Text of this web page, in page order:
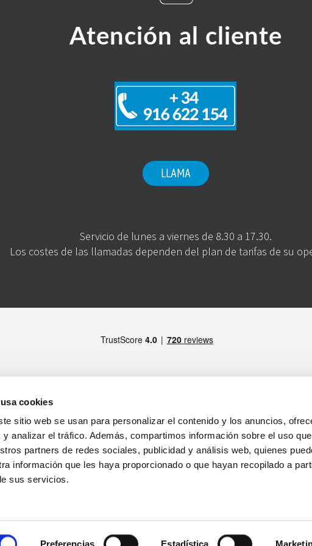
cookies
sitio web se usan para personalizar el contenido y los anuncios,
analizar el tráfico. Además, compartimos información sobre el uso
partners de redes sociales, publicidad y análisis web, quienes
información que les haya proporcionado o que hayan recopilado a
sus servicios.
Preferencias Estadística
Atención al cliente
LLAMA
Servicio de lunes a viernes de 8.30 a 17.30.
Los costes de las llamadas dependen del plan de tarifas de su
(Madrid)
sobre el tratamiento de los datos personales
s.p.a.
Retirada de productos
MIEMBRO DE
SÍGUENOS